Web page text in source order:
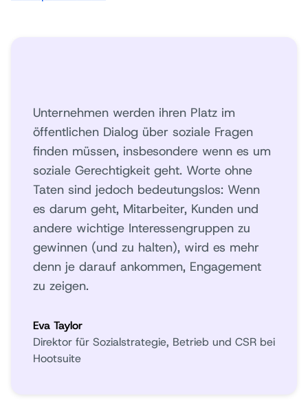
Unternehmen werden ihren Platz im
öffentlichen Dialog über soziale Fragen
finden müssen, insbesondere wenn es um
soziale Gerechtigkeit geht. Worte ohne
Taten sind jedoch bedeutungslos: Wenn
es darum geht, Mitarbeiter, Kunden und
andere wichtige Interessengruppen zu
gewinnen (und zu halten), wird es mehr
denn je darauf ankommen, Engagement
zu zeigen.
Eva Taylor
Direktor für Sozialstrategie, Betrieb und CSR bei
Hootsuite